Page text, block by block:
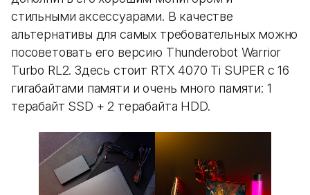
стильными аксессуарами. В качестве
альтернативы для самых требовательных можно
посоветовать его версию Thunderobot Warrior
Turbo RL2. Здесь стоит RTX 4070 Ti SUPER с 16
гигабайтами памяти и очень много памяти: 1
терабайт SSD + 2 терабайта HDD.